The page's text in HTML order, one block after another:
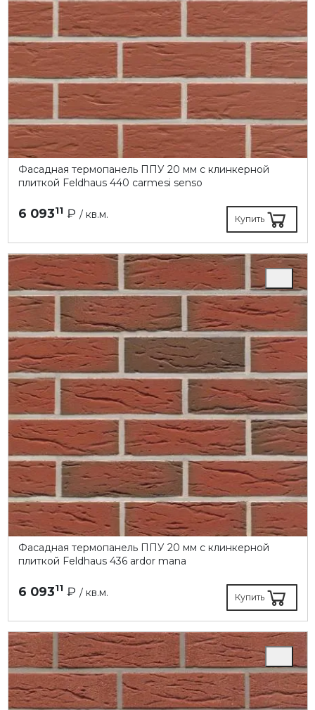
Фасадная термопанель ППУ 20 мм с клинкерной
плиткой Feldhaus 440 carmesi senso
6 09311 ₽ / кв.м. Купить
Фасадная термопанель ППУ 20 мм с клинкерной
плиткой Feldhaus 436 ardor mana
6 09311 ₽ / кв.м. Купить